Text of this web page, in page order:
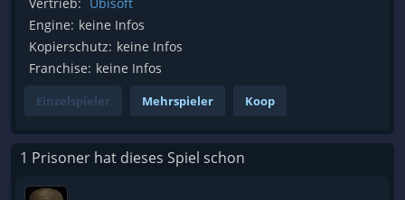
Engine: keine Infos
Kopierschutz: keine Infos
Franchise: keine Infos
Einzelspieler Mehrspieler Koop
1 Prisoner hat dieses Spiel schon